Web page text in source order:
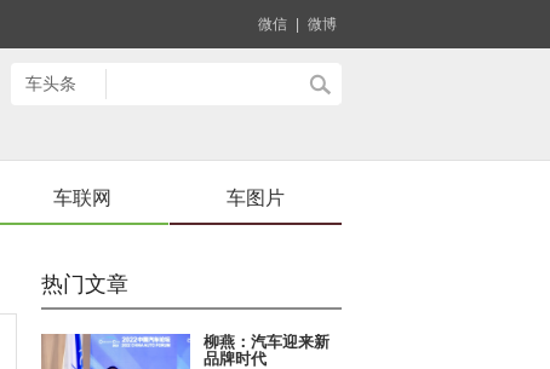
微信 微博
车联网 车图片
热门文章
柳燕：汽车迎来新
品牌时代